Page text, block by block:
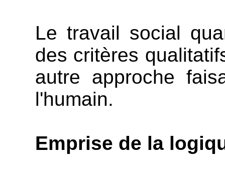
Le travail social
des critères
autre approche
l'humain.
Emprise de la